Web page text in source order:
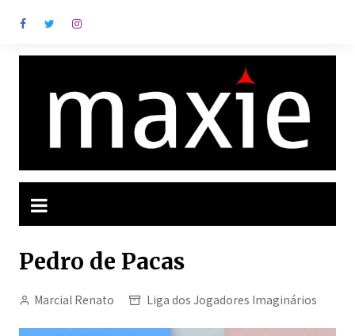
para
Pedro de Pacas
Marcial Renato Liga dos Jogadores Imaginários